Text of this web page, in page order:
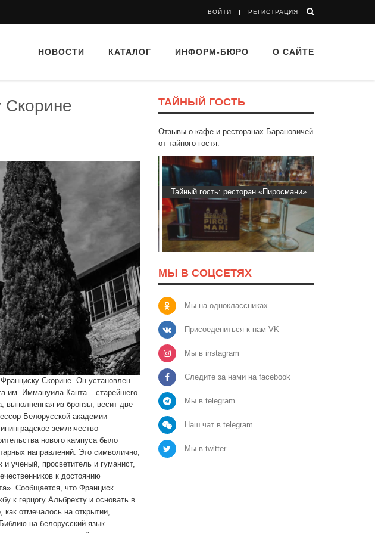
ВОЙТИ РЕГИСТРАЦИЯ
НОВОСТИ КАТАЛОГ ИНФОРМ-БЮРО О САЙТЕ
Скорине
Скорине. Он установлен
им. Иммануила Канта – старейшего
выполненная из бронзы, весит две
Белорусской академии
землячество
нового кампуса было
направлений. Это символично,
ученый, просветитель и гуманист,
к достоянию
Сообщается, что Франциск
к герцогу Альбрехту и основать в
отмечалось на открытии,
на белорусский язык.
ТАЙНЫЙ ГОСТЬ
Отзывы о кафе и ресторанах Барановичей
от тайного гостя.
Тайный гость: Ресторан “Папараць
Тайный гость: ресторан «Пиросмани»
МЫ В СОЦСЕТЯХ
Мы на одноклассниках
Присоедениться к нам VK
Мы в instagram
Следите за нами на facebook
Мы в telegram
Наш чат в telegram
Мы в twitter